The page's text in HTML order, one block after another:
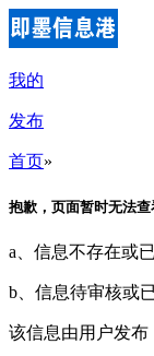
我的
发布
首页»
抱歉，页面暂时无法查
a、信息不存在或已
b、信息待审核或
该信息由用户发